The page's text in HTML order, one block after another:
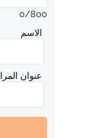
0/800
الاسم
عنوان